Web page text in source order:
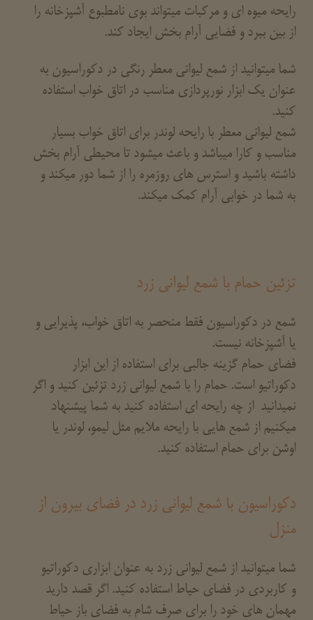
رایحه میوه ای و مرکبات میتواند بوی نامطبوع آشپزخانه را
از بین ببرد و فضایی آرام بخش ایجاد کند.
شما میتوانید از شمع لیوانی معطر رنگی در دکوراسیون به
عنوان یک ابزار نورپردازی مناسب در اتاق خواب استفاده
کنید.
شمع لیوانی معطر با رایحه لوندر برای اتاق خواب بسیار
مناسب و کارا میباشد و باعث میشود تا محیطی آرام بخش
داشته باشید و استرس های روزمره را از شما دور میکند و
به شما در خوابی آرام کمک میکند.
تزئین حمام با شمع لیوانی زرد
شمع در دکوراسیون فقط منحصر به اتاق خواب، پذیرایی و
یا آشپزخانه نیست.
فضای حمام گزینه جالبی برای استفاده از این ابزار
دکوراتیو است. حمام را با شمع لیوانی زرد تزئین کنید و اگر
نمیدانید از چه رایحه ای استفاده کنید به شما پیشنهاد
میکنیم از شمع هایی با رایحه ملایم مثل لیمو، لوندر یا
اوشن برای حمام استفاده کنید.
دکوراسیون با شمع لیوانی زرد در فضای بیرون از
منزل
شما میتوانید از شمع لیوانی زرد به عنوان ابزاری دکوراتیو
و کاربردی در فضای حیاط استفاده کنید. اگر قصد دارید
مهمان های خود را برای صرف شام به فضای باز حیاط